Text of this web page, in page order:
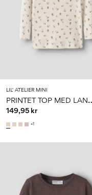
LIL' ATELIER MINI
RINTET
149,95 kr
+1